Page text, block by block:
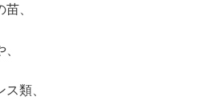
、
類、